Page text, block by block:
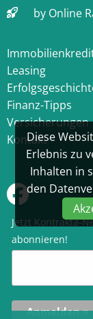
Diese
Erlebnis zu
Inhalten in
den
by Online
Leasing
Finanz-Tipps
Versicherungen
Kontakt
Jetzt Kontrakta-
abonnieren!